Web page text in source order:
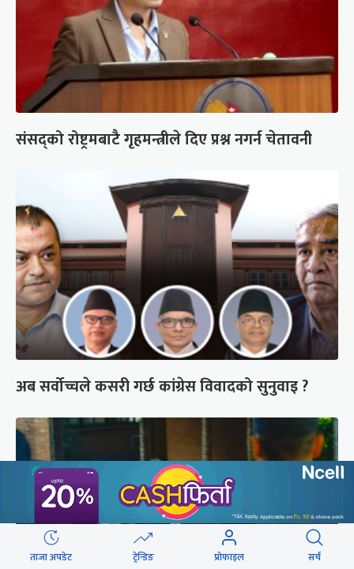
संसद्को रोष्ट्रमबाटै गृहमन्त्रीले दिए प्रश्न नगर्न चेतावनी
अब सर्वोच्चले कसरी गर्छ कांग्रेस विवादको सुनुवाइ ?
ताजा अपडेट ट्रेन्डिङ प्रोफाइल सर्च